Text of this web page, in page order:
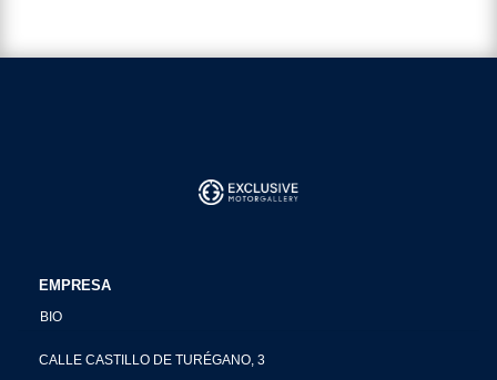
EMPRESA
BIO
CALLE CASTILLO DE TURÉGANO, 3